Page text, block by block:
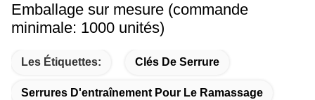
Emballage sur mesure (commande
minimale: 1000 unités)
Les Étiquettes: Clés De Serrure
Serrures D'entraînement Pour Le Ramassage